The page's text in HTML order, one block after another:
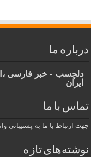
درباره ما
دلچسب - خبر فارسی
ایران
تماس با ما
جهت ارتباط با ما به پشتیبانی واتساپ به شماره
نوشته‌های تازه